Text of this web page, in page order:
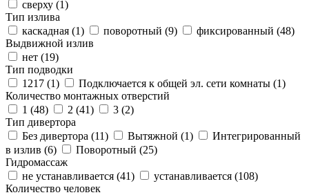
сверху (1)
Тип излива
каскадная (1) поворотный (9) фиксированный (48)
Выдвижной излив
нет (19)
Тип подводки
1217 (1) Подключается к общей эл. сети комнаты (1)
Количество монтажных отверстий
1 (48) 2 (41) 3 (2)
Тип дивертора
Без дивертора (11) Вытяжной (1)
Интегрированный
в излив (6) Поворотный (25)
Гидромассаж
не устанавливается (41) устанавливается (108)
Количество человек